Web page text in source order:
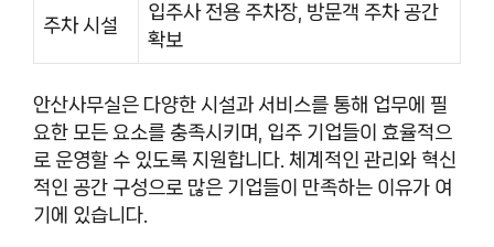
주차 시설
입주사 전용 주차장, 방문객 주차 공간
확보
안산사무실은 다양한 시설과 서비스를 통해 업무에 필
요한 모든 요소를 충족시키며, 입주 기업들이 효율적으
로 운영할 수 있도록 지원합니다. 체계적인 관리와 혁신
적인 공간 구성으로 많은 기업들이 만족하는 이유가 여
기에 있습니다.